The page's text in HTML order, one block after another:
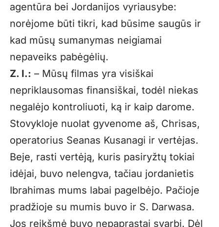
agentūra bei Jordanijos vyriausybe:
norėjome būti tikri, kad būsime saugūs ir
kad mūsų sumanymas neigiamai
nepaveiks pabėgėlių.
Z. I.: – Mūsų filmas yra visiškai
nepriklausomas finansiškai, todėl niekas
negalėjo kontroliuoti, ką ir kaip darome.
Stovykloje nuolat gyvenome aš, Chrisas,
operatorius Seanas Kusanagi ir vertėjas.
Beje, rasti vertėją, kuris pasiryžtų tokiai
idėjai, buvo nelengva, tačiau jordanietis
Ibrahimas mums labai pagelbėjo. Pačioje
pradžioje su mumis buvo ir S. Darwasa.
Jos reikšmė buvo nepaprastai svarbi. Dėl